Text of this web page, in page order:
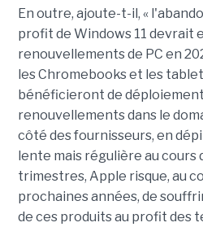
En outre, ajoute-t-il, «
profit de Windows 11 devrait
renouvellements de PC en
les Chromebooks et les
bénéficieront de
renouvellements dans le
côté des fournisseurs, en
lente mais régulière au cours
trimestres, Apple risque, au
prochaines années, de
de ces produits au profit des